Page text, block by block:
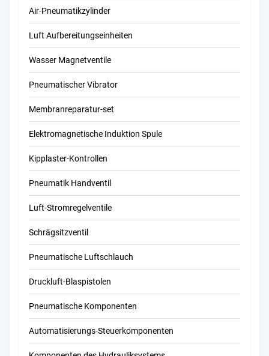
Air-Pneumatikzylinder
Luft Aufbereitungseinheiten
Wasser Magnetventile
Pneumatischer Vibrator
Membranreparatur-set
Elektromagnetische Induktion Spule
Kipplaster-Kontrollen
Pneumatik Handventil
Luft-Stromregelventile
Schrägsitzventil
Pneumatische Luftschlauch
Druckluft-Blaspistolen
Pneumatische Komponenten
Automatisierungs-Steuerkomponenten